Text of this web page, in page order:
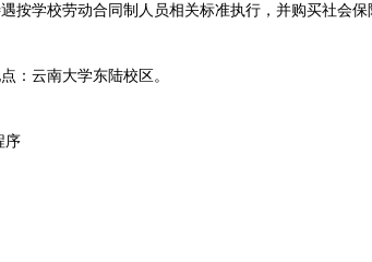
学校劳动合同制人员相关标准执行，并购买社会保
云南大学东陆校区。